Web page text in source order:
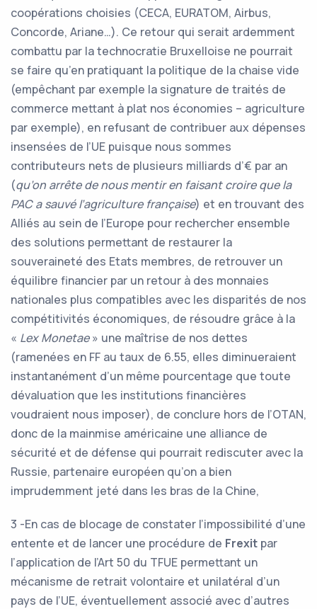
coopérations choisies (CECA, EURATOM, Airbus,
Concorde, Ariane…). Ce retour qui serait ardemment
combattu par la technocratie Bruxelloise ne pourrait
se faire qu’en pratiquant la politique de la chaise vide
(empêchant par exemple la signature de traités de
commerce mettant à plat nos économies – agriculture
par exemple), en refusant de contribuer aux dépenses
insensées de l’UE puisque nous sommes
contributeurs nets de plusieurs milliards d’€ par an
(qu’on arrête de nous mentir en faisant croire que la
PAC a sauvé l’agriculture française) et en trouvant des
Alliés au sein de l’Europe pour rechercher ensemble
des solutions permettant de restaurer la
souveraineté des Etats membres, de retrouver un
équilibre financier par un retour à des monnaies
nationales plus compatibles avec les disparités de nos
compétitivités économiques, de résoudre grâce à la
« Lex Monetae» une maîtrise de nos dettes
(ramenées en FF au taux de 6.55, elles diminueraient
instantanément d’un même pourcentage que toute
dévaluation que les institutions financières
voudraient nous imposer), de conclure hors de l’OTAN,
donc de la mainmise américaine une alliance de
sécurité et de défense qui pourrait rediscuter avec la
Russie, partenaire européen qu’on a bien
imprudemment jeté dans les bras de la Chine,
3 -En cas de blocage de constater l’impossibilité d’une
entente et de lancer une procédure de Frexit par
l’application de l’Art 50 du TFUE permettant un
mécanisme de retrait volontaire et unilatéral d’un
pays de l’UE, éventuellement associé avec d’autres